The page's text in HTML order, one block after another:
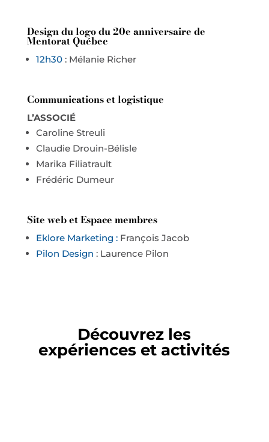
Design du logo du 20e anniversaire de
Mentorat Québec
12h30: Mélanie Richer
Communications et logistique
L’ASSOCIÉ
Caroline Streuli
Claudie Drouin-Bélisle
Marika Filiatrault
Frédéric Dumeur
Site web et Espace membres
Eklore Marketing : François Jacob
Pilon Design : Laurence Pilon
Découvrez les
expériences et activités